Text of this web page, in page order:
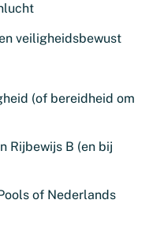
veiligheidsbewust
(of bereidheid om
Rijbewijs B (en bij
of Nederlands